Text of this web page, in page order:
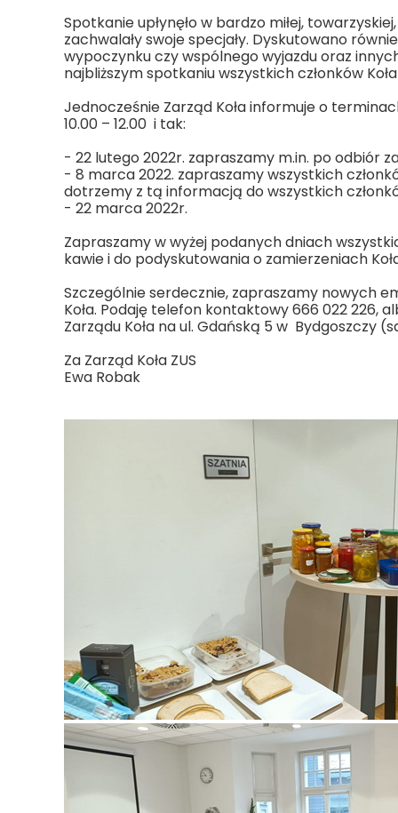
Spotkanie upłynęło w bardzo miłej,
zachwalały swoje specjały. Dyskutowano
wypoczynku czy wspólnego wyjazdu oraz
najbliższym spotkaniu wszystkich członków
Jednocześnie Zarząd Koła informuje o
10.00 – 12.00 i tak:
- 22 lutego 2022r. zapraszamy m.in. po odbiór
- 8 marca 2022. zapraszamy wszystkich
dotrzemy z tą informacją do wszystkich
- 22 marca 2022r.
Zapraszamy w wyżej podanych dniach
kawie i do podyskutowania o zamierzeniach
Szczególnie serdecznie, zapraszamy nowych
Koła. Podaję telefon kontaktowy 666 022 226,
Zarządu Koła na ul. Gdańską 5 w Bydgoszczy
Za Zarząd Koła ZUS
Ewa Robak